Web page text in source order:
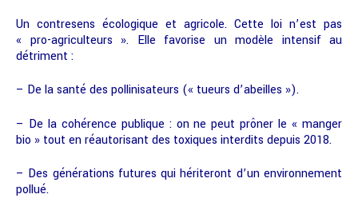
Un contresens écologique et agricole. Cette loi n’est pas
« pro-agriculteurs ». Elle favorise un modèle intensif au
détriment :
– De la santé des pollinisateurs (« tueurs d’abeilles »).
– De la cohérence publique : on ne peut prôner le « manger
bio » tout en réautorisant des toxiques interdits depuis 2018.
– Des générations futures qui hériteront d’un environnement
pollué.